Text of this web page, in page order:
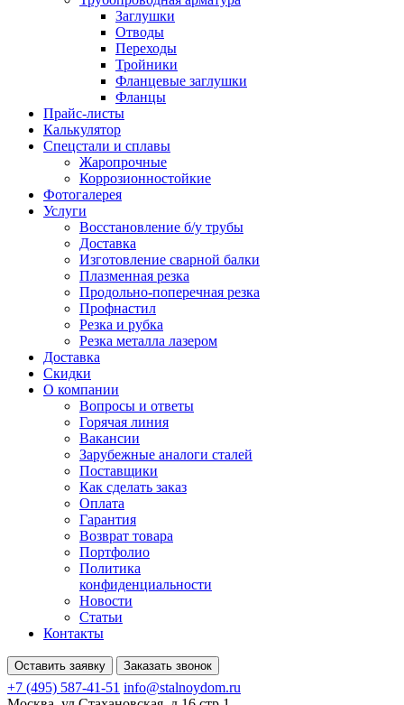
Заглушки
Отводы
Переходы
Тройники
Фланцевые заглушки
Фланцы
Прайс-листы
Калькулятор
Спецстали и сплавы
Жаропрочные
Коррозионностойкие
Фотогалерея
Услуги
Восстановление б/у трубы
Доставка
Изготовление сварной балки
Плазменная резка
Продольно-поперечная резка
Профнастил
Резка и рубка
Резка металла лазером
Доставка
Скидки
О компании
Вопросы и ответы
Горячая линия
Вакансии
Зарубежные аналоги сталей
Поставщики
Как сделать заказ
Оплата
Гарантия
Возврат товара
Портфолио
Политика
конфиденциальности
Новости
Статьи
Контакты
Оставить заявку Заказать звонок
+7 (495) 587-41-51 info@stalnoydom.ru